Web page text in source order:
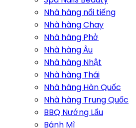
Nhà hàng nổi tiếng
Nhà hàng Chay
Nhà hàng Phở
Nhà hàng Âu
Nhà hàng Nhật
Nhà hàng Thái
Nhà hàng Hàn Quốc
Nhà hàng Trung Quốc
BBQ Nướng Lẩu
Bánh Mì